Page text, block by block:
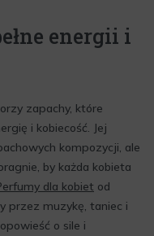
energii i
zapachy, które
i kobiecość. Jej
kompozycji, ale
by każda kobieta
dla kobiet od
przez muzykę, taniec i
o sile i